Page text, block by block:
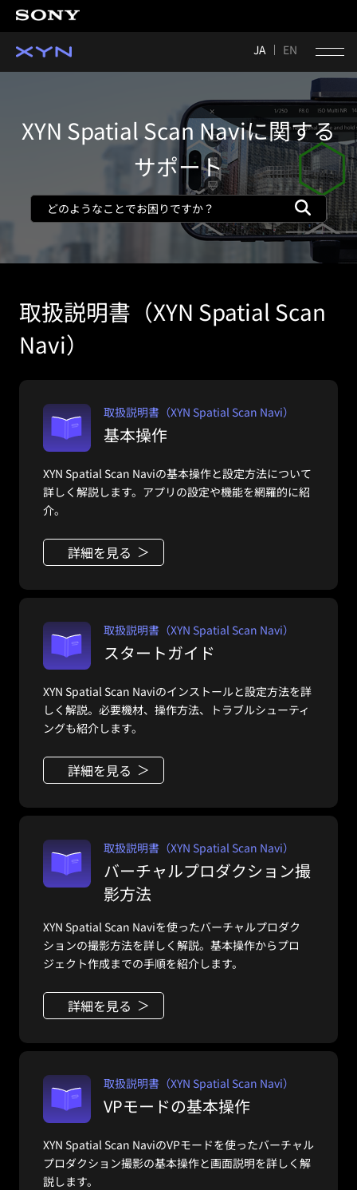
JA EN
XYN Spatial Scan Naviに関する
サポート
取扱説明書（XYN Spatial Scan
Navi）
取扱説明書（XYN Spatial Scan Navi）
基本操作
XYN Spatial Scan Naviの基本操作と設定方法について
詳しく解説します。アプリの設定や機能を網羅的に紹
介。
詳細を見る
取扱説明書（XYN Spatial Scan Navi）
スタートガイド
XYN Spatial Scan Naviのインストールと設定方法を詳
しく解説。必要機材、操作方法、トラブルシューティ
ングも紹介します。
詳細を見る
取扱説明書（XYN Spatial Scan Navi）
バーチャルプロダクション撮
影方法
XYN Spatial Scan Naviを使ったバーチャルプロダク
ションの撮影方法を詳しく解説。基本操作からプロ
ジェクト作成までの手順を紹介します。
詳細を見る
取扱説明書（XYN Spatial Scan Navi）
VPモードの基本操作
XYN Spatial Scan NaviのVPモードを使ったバーチャル
プロダクション撮影の基本操作と画面説明を詳しく解
説します。